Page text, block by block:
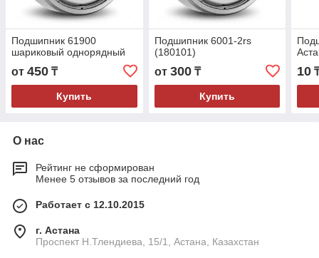
Подшипник 61900
шариковый однорядный
от 450 ₸
Купить
Подшипник 6001-2rs
(180101)
от 300₸
Купить
10
О нас
Рейтинг не сформирован
Менее 5 отзывов за последний год
Работает с 12.10.2015
г. Астана
Проспект Н.Тлендиева, 15/1, Астана, Казахстан